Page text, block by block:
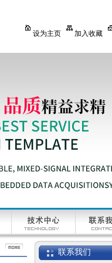
设为主页 加入收藏
联系我们